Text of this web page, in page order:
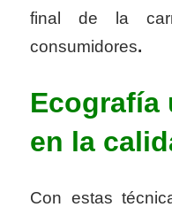
final de la
consumidores.
Ecografía
en la
Con estas